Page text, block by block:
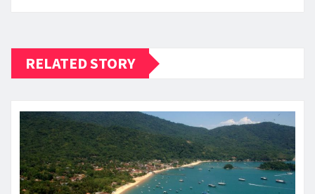
RELATED STORY